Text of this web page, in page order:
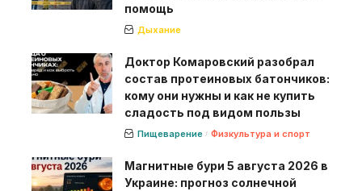
помощь
Дыхание
Доктор Комаровский разобрал
состав протеиновых батончиков:
кому они нужны и как не купить
сладость под видом пользы
Пищеварение Физкультура и спорт
Магнитные бури 5 августа 2026 в
Украине: прогноз солнечной